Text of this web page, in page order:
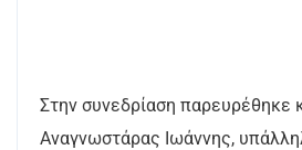
Στην συνεδρίαση παρευρέθηκε
Αναγνωστάρας Ιωάννης,